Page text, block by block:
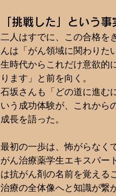
「挑戦した」という
二人はすでに、この合格を
んは「がん領域に関わりた
生時代からこれだけ意欲的
ります」と前を向く。
石坂さんも「どの道に進む
いう成功体験が、これから
成長を語った。
最初の一歩は、怖がらなく
がん治療薬学生エキスパー
は抗がん剤の名前を覚える
治療の全体像へと知識が繋